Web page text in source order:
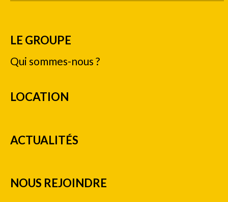
LE GROUPE
Qui sommes-nous ?
LOCATION
ACTUALITÉS
NOUS REJOINDRE